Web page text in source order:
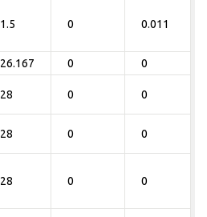
1.5 0 0.011
26.167 0 0
28 0 0
28 0 0
28 0 0